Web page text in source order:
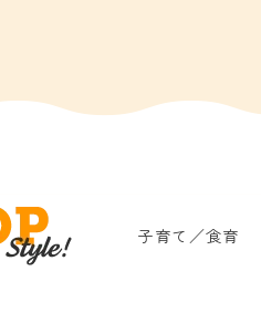
子育て／食育